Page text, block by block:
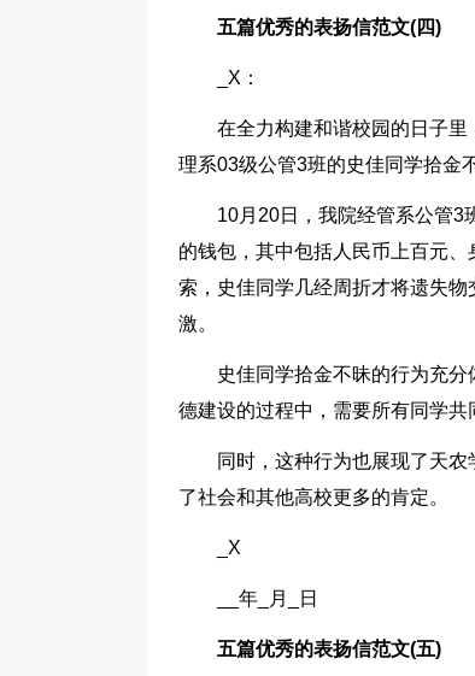
五篇优秀的表扬信范文(四)
_X：
在全力构建和谐校园的日子
理系03级公管3班的史佳同学拾金
10月20日，我院经管系公管3
的钱包，其中包括人民币上百元
索，史佳同学几经周折才将遗失
激。
史佳同学拾金不昧的行为充
德建设的过程中，需要所有同学共
同时，这种行为也展现了天
了社会和其他高校更多的肯定。
_X
__年_月_日
五篇优秀的表扬信范文(五)